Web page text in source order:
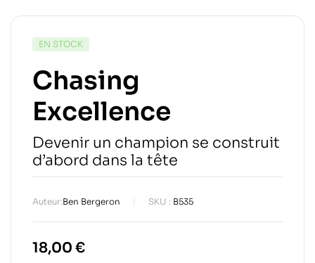
EN STOCK
Chasing
Excellence
Devenir un champion se construit
d’abord dans la tête
Auteur:Ben Bergeron SKU : B535
18,00 €